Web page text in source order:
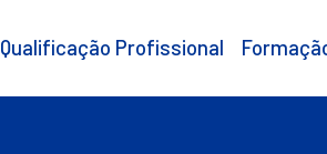
Qualificação Profissional